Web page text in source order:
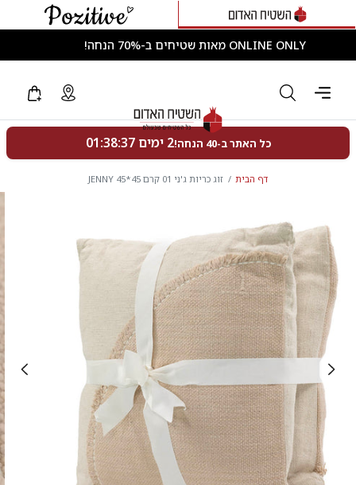
ONLINE ONLY מאות שטיחים ב-70% הנחה!
דף הבית זוג כריות ג'ני 01 קרם 45*45 JENNY